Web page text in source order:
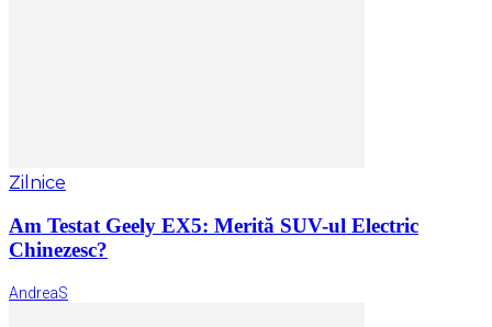
Zilnice
Am Testat Geely EX5: Merită SUV-ul Electric
Chinezesc?
AndreaS